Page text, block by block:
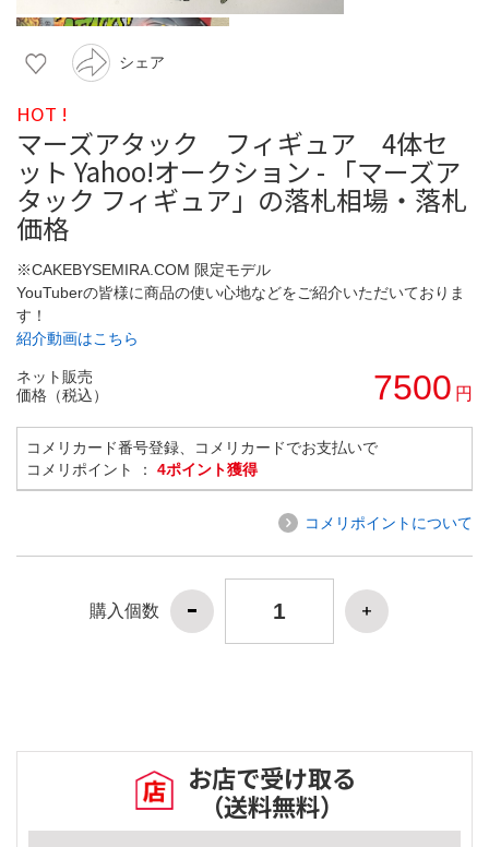
シェア
HOT !
マーズアタック フィギュア 4体セ
ット Yahoo!オークション - 「マーズア
タック フィギュア」の落札相場・落札
価格
※CAKEBYSEMIRA.COM 限定モデル
YouTuberの皆様に商品の使い心地などをご紹介いただいておりま
す！
紹介動画はこちら
ネット販売
価格（税込）
7500 円
コメリカード番号登録、コメリカードでお支払いで
コメリポイント ： 4ポイント獲得
コメリポイントについて
購入個数
お店で受け取る
（送料無料）